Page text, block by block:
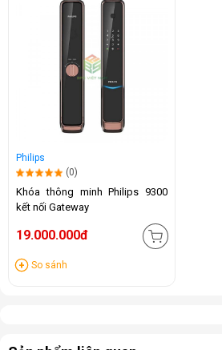
Philips
(0)
Khóa thông minh Philips 9300
kết nối Gateway
19.000.000đ
So sánh